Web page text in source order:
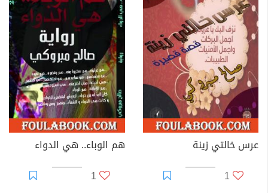
عرس خالتي زينة
1
هم الوباء.. هي الدواء
1